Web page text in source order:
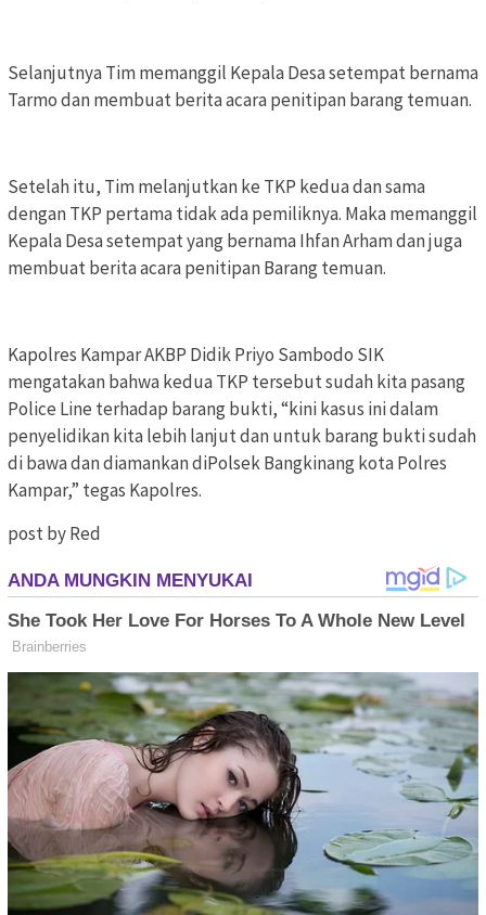
Selanjutnya Tim memanggil Kepala Desa setempat bernama
Tarmo dan membuat berita acara penitipan barang temuan.
Setelah itu, Tim melanjutkan ke TKP kedua dan sama
dengan TKP pertama tidak ada pemiliknya. Maka memanggil
Kepala Desa setempat yang bernama Ihfan Arham dan juga
membuat berita acara penitipan Barang temuan.
Kapolres Kampar AKBP Didik Priyo Sambodo SIK
mengatakan bahwa kedua TKP tersebut sudah kita pasang
Police Line terhadap barang bukti, “kini kasus ini dalam
penyelidikan kita lebih lanjut dan untuk barang bukti sudah
di bawa dan diamankan diPolsek Bangkinang kota Polres
Kampar,” tegas Kapolres.
post by Red